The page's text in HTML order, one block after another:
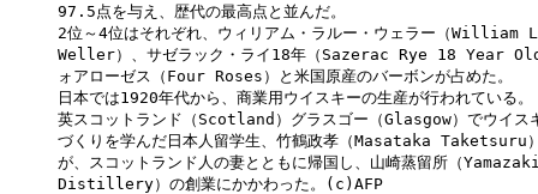
97.5点を与え、歴代の最高点と並んだ。
2位～4位はそれぞれ、ウィリアム・ラルー・ウェラー（
Weller）、サゼラック・ライ18年（Sazerac Rye 18 Year
ォアローゼス（Four Roses）と米国原産のバーボンが占めた。
日本では1920年代から、商業用ウイスキーの生産が行われている。
英スコットランド（Scotland）グラスゴー（Glasgow）でウイス
づくりを学んだ日本人留学生、竹鶴政孝（Masataka Taketsuru
が、スコットランド人の妻とともに帰国し、山崎蒸留所（
Distillery）の創業にかかわった。(c)AFP